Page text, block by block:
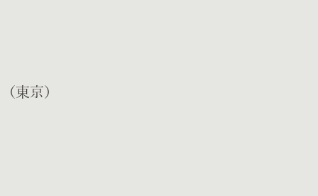
（東京）